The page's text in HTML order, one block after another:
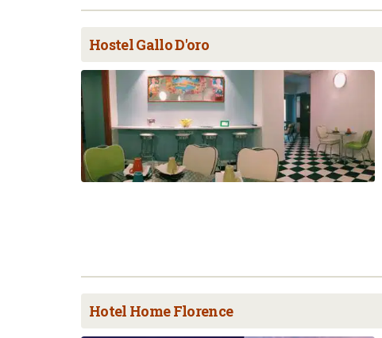
Hostel Gallo D'oro
Hotel Home Florence